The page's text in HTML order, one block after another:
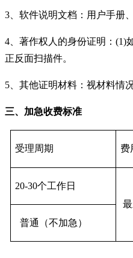
3、软件说明文档：用户手册
4、著作权人的身份证明：(1)
正反面扫描件。
5、其他证明材料：视材料情
三、加急收费标准
受理周期 费
20-30个工作日
普通（不加急）